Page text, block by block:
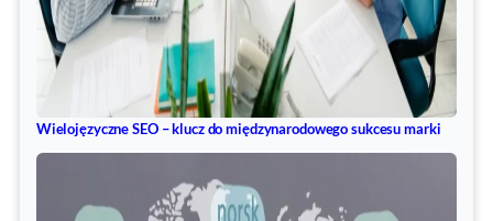
Wielojęzyczne SEO – klucz do międzynarodowego sukcesu marki